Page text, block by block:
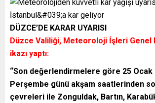
DÜZCE’DE KARAR UYARISI
Düzce Valiliği, Meteoroloji İşleri Genel
ikazı yaptı:
“Son değerlendirmelere göre 25 Ocak
Perşembe günü akşam saatlerinden
çevreleri ile Zonguldak, Bartın,